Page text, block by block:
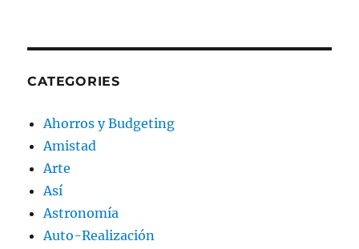
CATEGORIES
Ahorros y Budgeting
Amistad
Arte
Así
Astronomía
Auto-Realización